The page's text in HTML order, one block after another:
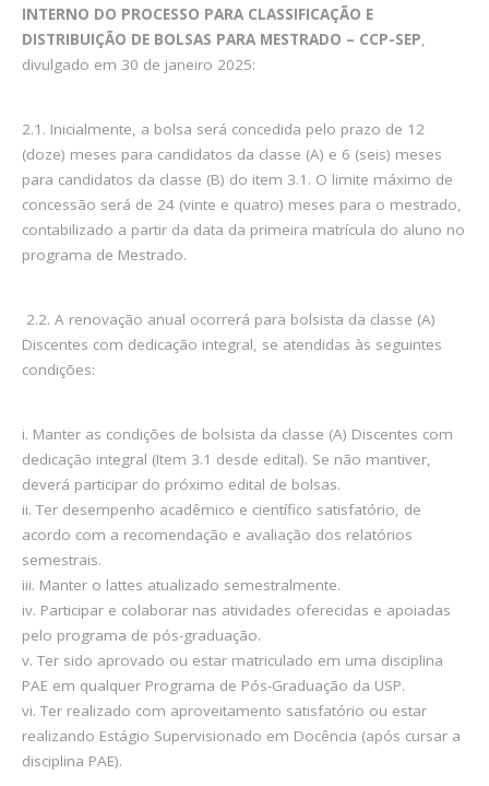
INTERNO DO PROCESSO PARA CLASSIFICAÇÃO E
DISTRIBUIÇÃO DE BOLSAS PARA MESTRADO – CCP-SEP
divulgado em 30 de janeiro 2025:
2.1. Inicialmente, a bolsa será concedida pelo prazo de 12
(doze) meses para candidatos da classe (A) e 6 (seis) meses
para candidatos da classe (B) do item 3.1. O limite máximo de
concessão será de 24 (vinte e quatro) meses para o mestrado,
contabilizado a partir da data da primeira matrícula do aluno no
programa de Mestrado.
2.2. A renovação anual ocorrerá para bolsista da classe (A)
Discentes com dedicação integral, se atendidas às seguintes
condições:
i. Manter as condições de bolsista da classe (A) Discentes com
dedicação integral (Item 3.1 desde edital). Se não mantiver,
deverá participar do próximo edital de bolsas.
ii. Ter desempenho acadêmico e científico satisfatório, de
acordo com a recomendação e avaliação dos relatórios
semestrais.
iii. Manter o lattes atualizado semestralmente.
iv. Participar e colaborar nas atividades oferecidas e apoiadas
pelo programa de pós-graduação.
v. Ter sido aprovado ou estar matriculado em uma disciplina
PAE em qualquer Programa de Pós-Graduação da USP.
vi. Ter realizado com aproveitamento satisfatório ou estar
realizando Estágio Supervisionado em Docência (após cursar a
disciplina PAE).